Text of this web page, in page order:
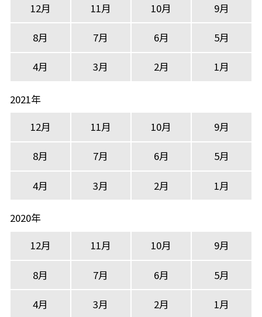
12月
11月 10月 9月
8月 7月 6月 5月
4月 3月 2月 1月
2021年
12月
11月 10月 9月
8月 7月 6月 5月
4月 3月 2月 1月
2020年
12月
11月 10月 9月
8月 7月 6月 5月
4月 3月 2月 1月